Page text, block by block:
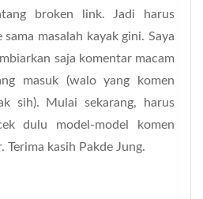
broken link. Jadi harus
sama masalah kayak gini. Saya
saja komentar macam
masuk (walo yang komen
sih). Mulai sekarang, harus
dulu model-model komen
Terima kasih Pakde Jung.